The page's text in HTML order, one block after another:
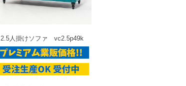
2.5人掛けソファ vc2.5p49k